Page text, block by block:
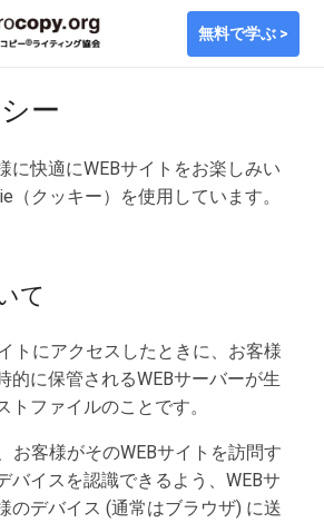
無料で学ぶ >
ー
に快適にWEBサイトをお楽しみい
（クッキー）を使用しています。
て
トにアクセスしたときに、お客様
的に保管されるWEBサーバーが生
トファイルのことです。
お客様がそのWEBサイトを訪問す
バイスを認識できるよう、WEBサ
のデバイス (通常はブラウザ) に送